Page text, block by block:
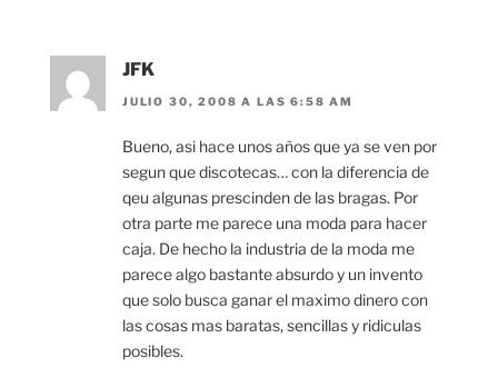
JFK
JULIO 30, 2008 A LAS 6:58 AM
Bueno, asi hace unos años que ya se ven por
segun que discotecas… con la diferencia de
qeu algunas prescinden de las bragas. Por
otra parte me parece una moda para hacer
caja. De hecho la industria de la moda me
parece algo bastante absurdo y un invento
que solo busca ganar el maximo dinero con
las cosas mas baratas, sencillas y ridiculas
posibles.